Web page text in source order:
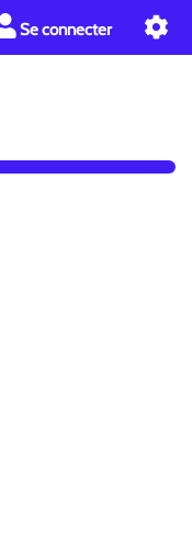
Se connecter